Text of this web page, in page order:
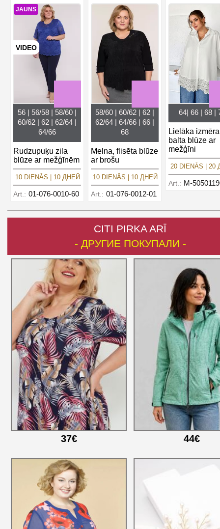
JAUNS
VIDEO
56 | 56/58 | 58/60 |
60/62 | 62 | 62/64 |
64/66
Rudzupuķu zila
blūze ar mežģīnēm
10 DIENĀS | 10 ДНЕЙ
Art.: 01-076-0010-60
58/60 | 60/62 | 62 |
62/64 | 64/66 | 66 |
68
Melna, flisēta blūze
ar brošu
10 DIENĀS | 10 ДНЕЙ
Art.: 01-076-0012-01
64| 66 | 68 |
Lielāka izmēra
balta blūze ar
mežģīni
20 DIENĀS | 20
Art.: M-
CITI PIRKA ARĪ
- ДРУГИЕ ПОКУПАЛИ -
37€ 44€